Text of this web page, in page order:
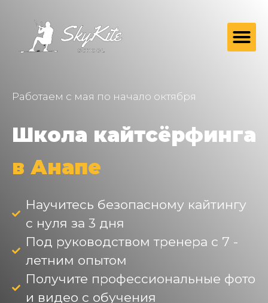
Работаем с мая по начало октября
Школа кайтсёрфинга
в Анапе
Научитесь безопасному кайтингу
с нуля за 3 дня
Под руководством тренера с 7 -
летним опытом
Получите профессиональные фото
и видео с обучения